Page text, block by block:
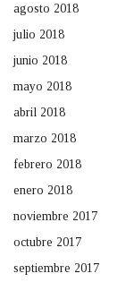
agosto 2018
julio 2018
junio 2018
mayo 2018
abril 2018
marzo 2018
febrero 2018
enero 2018
noviembre 2017
octubre 2017
septiembre 2017